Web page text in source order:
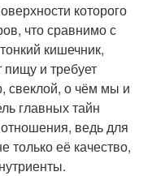
которого
что сравнимо с
кишечник,
и требует
свеклой, о чём мы и
главных тайн
ведь для
её качество,